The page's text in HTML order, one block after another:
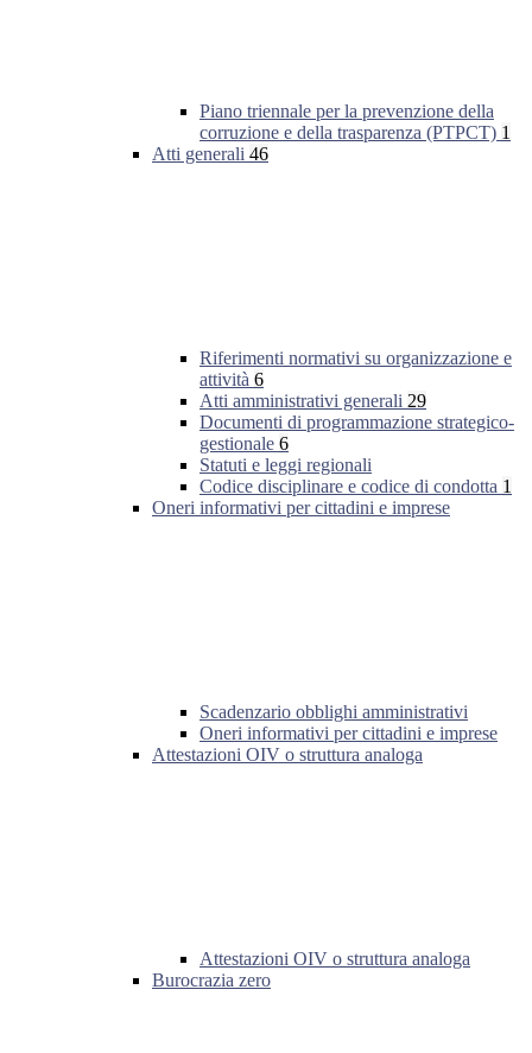
Piano triennale per la prevenzione della
corruzione e della trasparenza (PTPCT) 1
Atti generali 46
Riferimenti normativi su organizzazione e
attività 6
Atti amministrativi generali 29
Documenti di programmazione strategico-
gestionale 6
Statuti e leggi regionali
Codice disciplinare e codice di condotta 1
Oneri informativi per cittadini e imprese
Scadenzario obblighi amministrativi
Oneri informativi per cittadini e imprese
Attestazioni OIV o struttura analoga
Attestazioni OIV o struttura analoga
Burocrazia zero